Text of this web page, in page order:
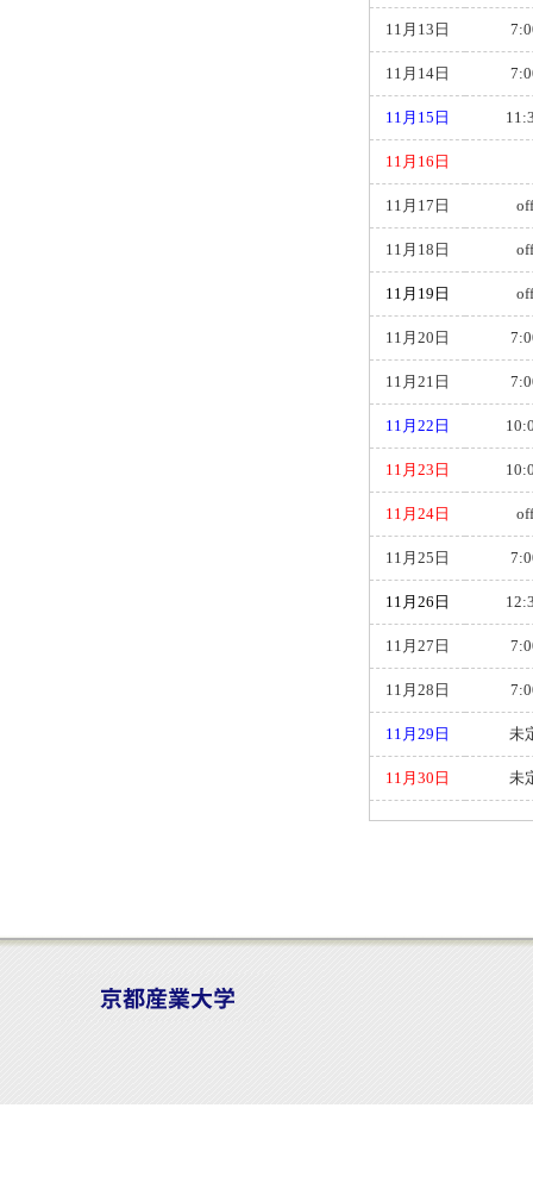
11月13日
11月14日
11月15日
11月16日
11月17日 off
11月18日 off
11月19日 off
11月20日
11月21日
11月22日
11月23日
11月24日 off
11月25日
11月26日
11月27日
11月28日
11月29日 未
11月30日 未